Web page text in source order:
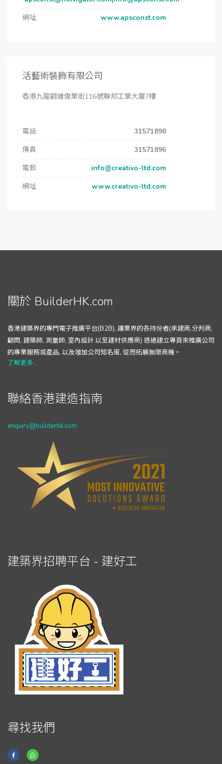
網址
www.apsconst.com
活藝術裝飾有限公司
香港九龍觀塘偉業街116號聯邦工業大廈7樓
電話
31571898
傳真
31571896
電郵
info@creativo-ltd.com
網址
www.creativo-ltd.com
關於 BuilderHK.com
香港建築界的專門電子推廣平台(B2B), 讓業界的各持份者(承建商,分判商,
顧問, 建築師, 測量師, 室內設計 以至建材供應商) 透過建立專頁來推廣公司
的專業服務或產品, 以及增加公司知名度, 從而拓展無限商機。
了解更多...
聯絡香港建造指南
enquiry@builderhk.com
建築界招聘平台 - 建好工
尋找我們